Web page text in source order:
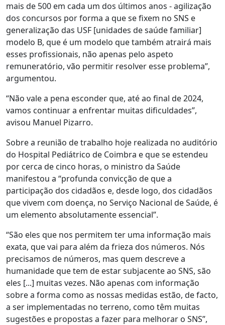
mais de 500 em cada um dos últimos anos - agilização
dos concursos por forma a que se fixem no SNS e
generalização das USF [unidades de saúde familiar]
modelo B, que é um modelo que também atrairá mais
esses profissionais, não apenas pelo aspeto
remuneratório, vão permitir resolver esse problema”,
argumentou.
“Não vale a pena esconder que, até ao final de 2024,
vamos continuar a enfrentar muitas dificuldades”,
avisou Manuel Pizarro.
Sobre a reunião de trabalho hoje realizada no auditório
do Hospital Pediátrico de Coimbra e que se estendeu
por cerca de cinco horas, o ministro da Saúde
manifestou a “profunda convicção de que a
participação dos cidadãos e, desde logo, dos cidadãos
que vivem com doença, no Serviço Nacional de Saúde, é
um elemento absolutamente essencial”.
“São eles que nos permitem ter uma informação mais
exata, que vai para além da frieza dos números. Nós
precisamos de números, mas quem descreve a
humanidade que tem de estar subjacente ao SNS, são
eles [...] muitas vezes. Não apenas com informação
sobre a forma como as nossas medidas estão, de facto,
a ser implementadas no terreno, como têm muitas
sugestões e propostas a fazer para melhorar o SNS”,